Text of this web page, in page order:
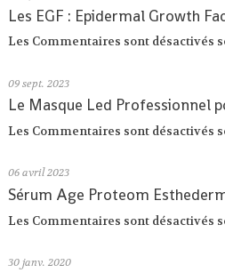
Les EGF : Epidermal Growth
Les Commentaires sont désactivés
09 sept. 2023
Le Masque Led Professionnel
Les Commentaires sont désactivés
06 avril 2023
Sérum Age Proteom
Les Commentaires sont désactivés
30 janv. 2020